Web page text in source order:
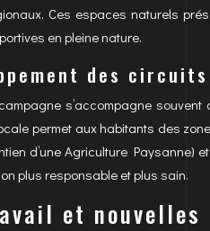
Ces espaces naturels
en pleine nature.
des
s’accompagne
permet aux habitants des
d’une Agriculture Paysanne)
plus responsable et plus sain.
et